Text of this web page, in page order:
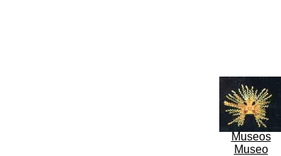
Museos
Museo